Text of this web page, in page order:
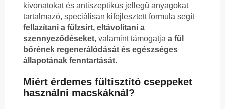
kivonatokat és antiszeptikus jellegű anyagokat
tartalmazó, speciálisan kifejlesztett formula segít
fellazítani a fülzsírt, eltávolítani a
szennyeződéseket, valamint támogatja a fül
bőrének regenerálódását és egészséges
állapotának fenntartását.
Miért érdemes fültisztító cseppeket
használni macskáknál?